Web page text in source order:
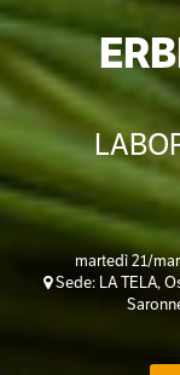
martedì 21/
Sede: LA TELA,